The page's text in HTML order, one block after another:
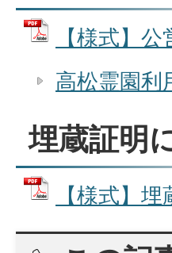
【様式】
高松霊園利
埋蔵証明
【様式】